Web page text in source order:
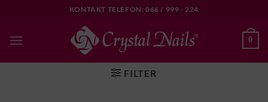
content
KONTAKT TELEFON: 066 / 999 - 224
0
FILTER